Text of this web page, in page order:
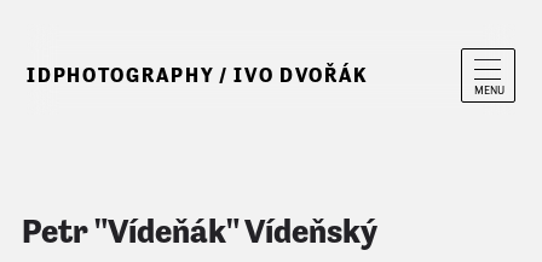
IDPHOTOGRAPHY / IVO DVOŘÁK
MENU
Petr "Vídeňák" Vídeňský